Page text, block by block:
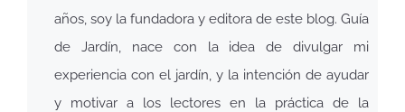
años, soy la fundadora y editora de este blog. Guía
de Jardín, nace con la idea de divulgar mi
experiencia con el jardín, y la intención de ayudar
y motivar a los lectores en la práctica de la